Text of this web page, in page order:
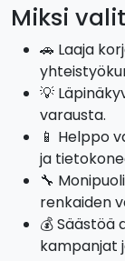
Miksi
🚗 Laaja
💡
varausta.
📱 Helppo
ja
🔧
renkaiden
💰 Säästöä
kampanjat